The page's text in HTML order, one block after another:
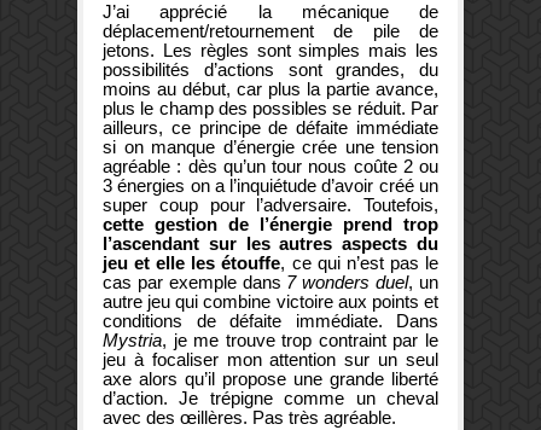
J’ai apprécié la mécanique de
déplacement/retournement de pile de
jetons. Les règles sont simples mais les
possibilités d’actions sont grandes, du
moins au début, car plus la partie avance,
plus le champ des possibles se réduit. Par
ailleurs, ce principe de défaite immédiate
si on manque d’énergie crée une tension
agréable : dès qu’un tour nous coûte 2 ou
3 énergies on a l’inquiétude d’avoir créé un
super coup pour l’adversaire. Toutefois,
cette gestion de l’énergie prend trop
l’ascendant sur les autres aspects du
jeu et elle les étouffe, ce qui n’est pas le
cas par exemple dans 7 wonders duel, un
autre jeu qui combine victoire aux points et
conditions de défaite immédiate. Dans
Mystria, je me trouve trop contraint par le
jeu à focaliser mon attention sur un seul
axe alors qu’il propose une grande liberté
d’action. Je trépigne comme un cheval
avec des œillères. Pas très agréable.